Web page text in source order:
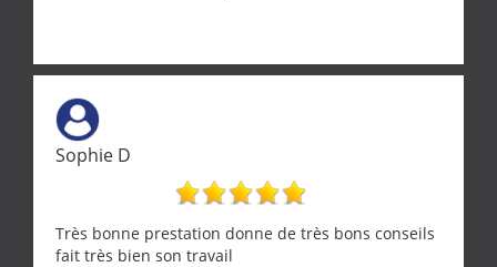
Sophie D
Très bonne prestation donne de très bons conseils
fait très bien son travail